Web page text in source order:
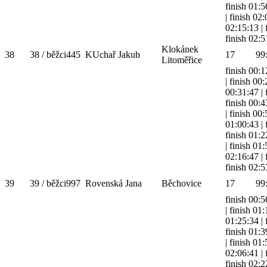
finish
| finish
02:15:13 |
finish
38
38 / běžci445 KUchař Jakub
Klokánek
Litoměřice
17
finish
| finish
00:31:47 |
finish
| finish
01:00:43 |
finish
| finish
02:16:47 |
finish
39
39 / běžci997 Rovenská Jana Běchovice 17
finish
| finish
01:25:34 |
finish
| finish
02:06:41 |
finish